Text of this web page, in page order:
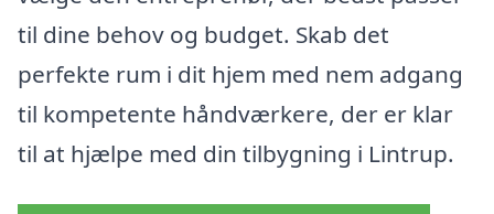
til dine behov og budget. Skab det
perfekte rum i dit hjem med nem adgang
til kompetente håndværkere, der er klar
til at hjælpe med din tilbygning i Lintrup.